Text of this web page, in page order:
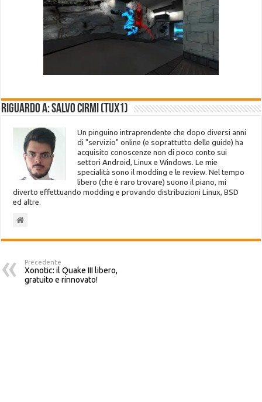
Riguardo a: Salvo Cirmi (Tux1)
Un pinguino intraprendente che dopo diversi anni
di "servizio" online (e soprattutto delle guide) ha
acquisito conoscenze non di poco conto sui
settori Android, Linux e Windows. Le mie
specialità sono il modding e le review. Nel tempo
libero (che è raro trovare) suono il piano, mi
diverto effettuando modding e provando distribuzioni Linux, BSD
ed altre.
Precedente
Xonotic: il Quake III libero,
gratuito e rinnovato!